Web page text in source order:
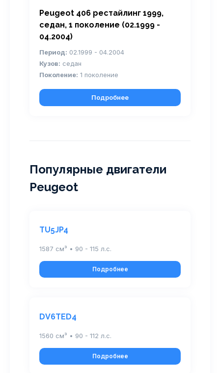
Peugeot 406 рестайлинг 1999,
седан, 1 поколение (02.1999 -
04.2004)
Период: 02.1999 - 04.2004
Кузов: седан
Поколение: 1 поколение
Подробнее
Популярные двигатели
Peugeot
TU5JP4
1587 см³ • 90 - 115 л.с.
Подробнее
DV6TED4
1560 см³ • 90 - 112 л.с.
Подробнее